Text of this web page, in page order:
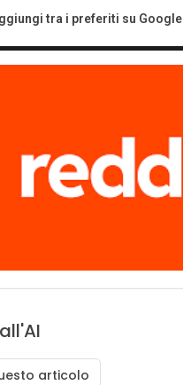
tra i preferiti su Google
articolo